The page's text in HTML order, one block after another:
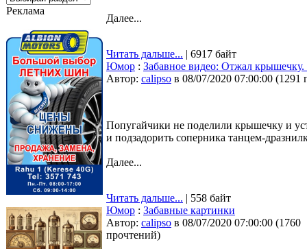
Реклама
Далее...
Читать дальше... | 6917 байт
Юмор : Забавное видео: Отжал крышечку.
Автор: calipso в 08/07/2020 07:00:00 (1291
Попугайчики не поделили крышечку и
и подзадорить соперника танцем-
Далее...
Читать дальше... | 558 байт
Юмор : Забавные картинки
Автор: calipso в 08/07/2020 07:00:00 (1760
прочтений)